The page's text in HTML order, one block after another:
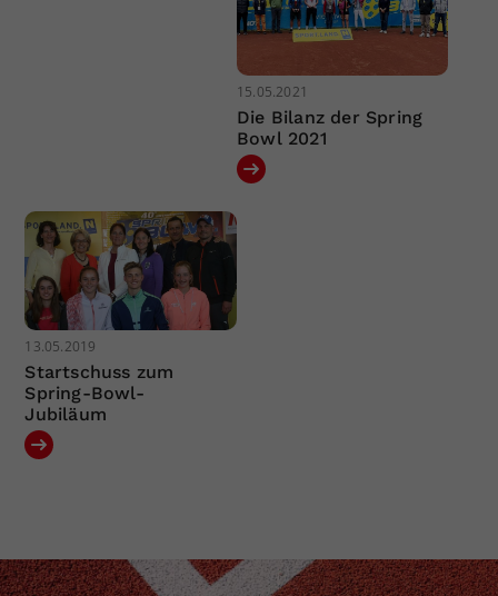
15.05.2021
Die Bilanz der Spring
Bowl 2021
13.05.2019
Startschuss zum
Spring-Bowl-
Jubiläum